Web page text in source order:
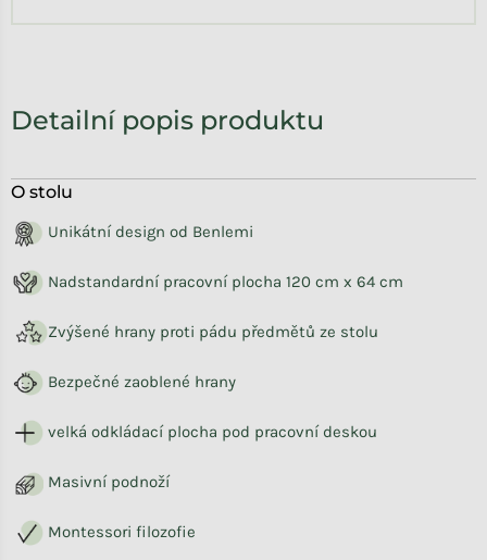
Detailní popis produktu
O stolu
Unikátní design od Benlemi
Nadstandardní pracovní plocha 120 cm x 64 cm
Zvýšené hrany proti pádu předmětů ze stolu
Bezpečné zaoblené hrany
velká odkládací plocha pod pracovní deskou
Masivní podnoží
Montessori filozofie